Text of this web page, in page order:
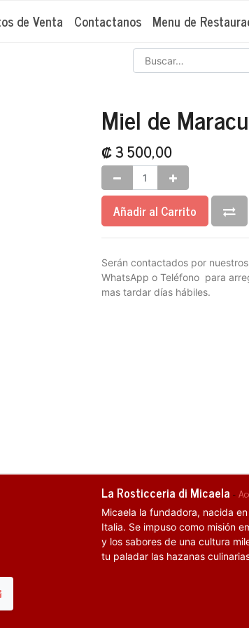
de Venta Contactanos Menu de
Miel de
₡3 500,00
Añadir al Carrito
Serán contactados por
WhatsApp o Teléfono para
mas tardar días hábiles.
La Rosticceria di Micaela -
Micaela la fundadora, nacida
Italia. Se impuso como misión
y los sabores de una cultura
tu paladar las hazanas